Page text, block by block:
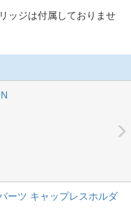
ッジは付属しておりませ
ーツ キャップレスホルダ